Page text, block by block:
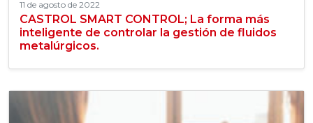
11 de agosto de 2022
CASTROL SMART CONTROL; La forma más
inteligente de controlar la gestión de fluidos
metalúrgicos.